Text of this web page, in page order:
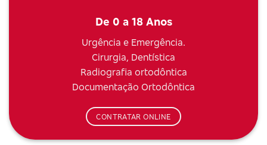
De 0 a 18 Anos
Urgência e Emergência.
Cirurgia, Dentística
Radiografia ortodôntica
Documentação Ortodôntica
CONTRATAR ONLINE